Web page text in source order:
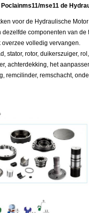
mse11 de
voor de Hydraulische
dezelfde componenten van de
overzee volledig vervangen.
stator, rotor, duikerszuiger,
achterdekking, het
remcilinder, remschacht,